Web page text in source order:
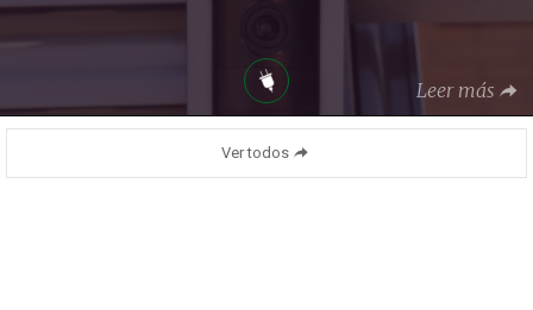
Leer más
Ver todos